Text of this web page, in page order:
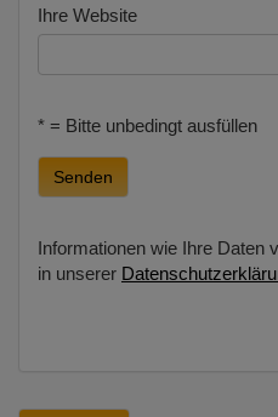
Ihre Website
* = Bitte unbedingt ausfüllen
Senden
Informationen wie Ihre Daten
in unserer